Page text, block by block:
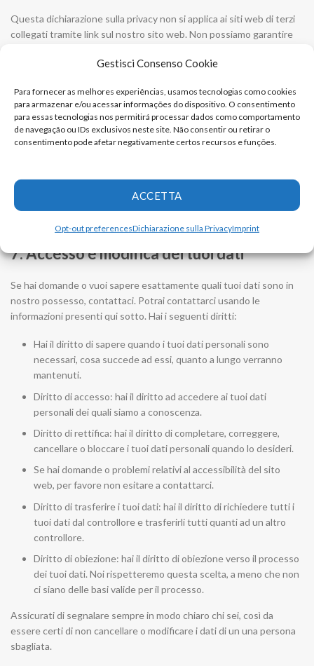
Gestisci Consenso Cookie
Para fornecer as melhores experiências, usamos tecnologias como cookies
para armazenar e/ou acessar informações do dispositivo. O consentimento
para essas tecnologias nos permitirá processar dados como comportamento
de navegação ou IDs exclusivos neste site. Não consentir ou retirar o
consentimento pode afetar negativamente certos recursos e funções.
ACCETTA
Opt-out preferencesDichiarazione sulla PrivacyImprint
Questa dichiarazione sulla privacy non si applica ai siti web di terzi
collegati tramite link sul nostro sito web. Non possiamo garantire
affidabile e sicuro. Vi consigliamo di leggere le dichiarazioni sulla
6. Ammende riguardo questa
dichiarazione della privacy
dichiarazione sulla privacy. Si raccomanda di consultare
regolarmente questa dichiarazione sulla privacy per essere a
conoscenza di eventuali modifiche. Inoltre, ti informeremo
attivamente laddove possibile.
7. Accesso e modifica dei tuoi dati
Se hai domande o vuoi sapere esattamente quali tuoi dati sono in
nostro possesso, contattaci. Potrai contattarci usando le
informazioni presenti qui sotto. Hai i seguenti diritti:
Hai il diritto di sapere quando i tuoi dati personali sono
necessari, cosa succede ad essi, quanto a lungo verranno
mantenuti.
Diritto di accesso: hai il diritto ad accedere ai tuoi dati
personali dei quali siamo a conoscenza.
Diritto di rettifica: hai il diritto di completare, correggere,
cancellare o bloccare i tuoi dati personali quando lo desideri.
Se hai domande o problemi relativi al accessibilità del sito
web, per favore non esitare a contattarci.
Diritto di trasferire i tuoi dati: hai il diritto di richiedere tutti i
tuoi dati dal controllore e trasferirli tutti quanti ad un altro
controllore.
Diritto di obiezione: hai il diritto di obiezione verso il processo
dei tuoi dati. Noi rispetteremo questa scelta, a meno che non
ci siano delle basi valide per il processo.
Assicurati di segnalare sempre in modo chiaro chi sei, così da
essere certi di non cancellare o modificare i dati di un una persona
sbagliata.